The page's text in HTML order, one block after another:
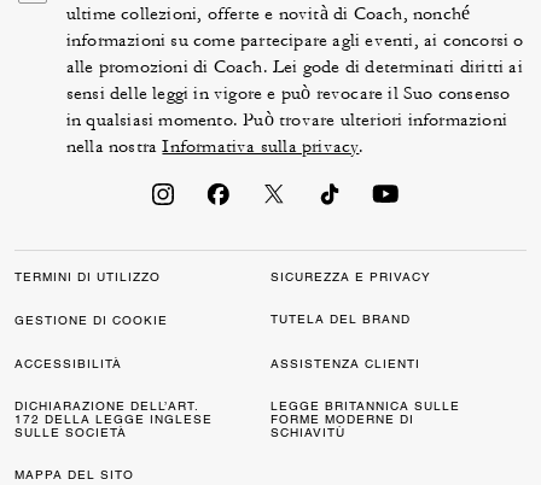
ultime collezioni, offerte e novità di Coach, nonché
informazioni su come partecipare agli eventi, ai concorsi o
alle promozioni di Coach. Lei gode di determinati diritti ai
sensi delle leggi in vigore e può revocare il Suo consenso
in qualsiasi momento. Può trovare ulteriori informazioni
nella nostraInformativa sulla privacy.
TERMINI DI UTILIZZO SICUREZZA E PRIVACY
GESTIONE DI COOKIE TUTELA DEL BRAND
ACCESSIBILITÀ ASSISTENZA CLIENTI
DICHIARAZIONE DELL’ART.
172 DELLA LEGGE INGLESE
SULLE SOCIETÀ
LEGGE BRITANNICA SULLE
FORME MODERNE DI
SCHIAVITÙ
MAPPA DEL SITO